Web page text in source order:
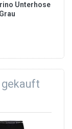
Unterhose